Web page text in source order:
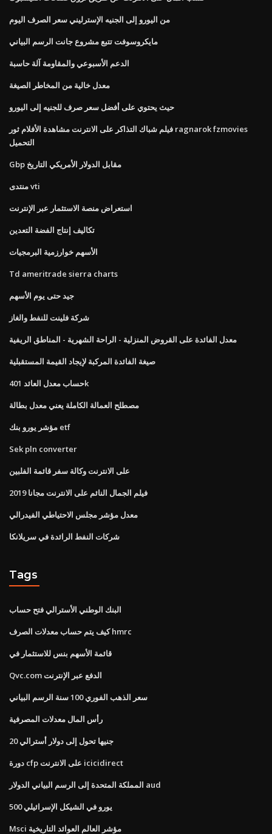
من اليورو إلى الجنيه الإسترليني سعر الصرف اليوم
مايكروسوفت تتبع مشروع جانت الرسم البياني
الدعم الأسبوعي والمقاومة آلة حاسبة
معدل خالية من المخاطر الصيغة
حيث يحتوي على أفضل سعر صرف للجنيه إلى اليورو
فيلم شباك التذاكر على الانترنت مشاهدة الأفلام ثور ragnarok fzmovies
التحميل
Gbp مقابل الدولار الأمريكي التاريخ
منتدى vti
استعراض منصة الاستثمار عبر الإنترنت
تكاليف إنتاج الفضة التعدين
الأسهم خوارزمية البرمجيات
Td ameritrade sierra charts
جيد حتى يوم الأسهم
شركة فلينت للنفط والغاز
معدل الفائدة على القروض المنزلية - الراحة الشهرية - المناطق الريفية
صيغة الفائدة المركبة لإيجاد القيمة المستقبلية
حساب معدل العائد 401k
مصطلح العمالة الكاملة يعني معدل بطالة
مؤشر يورو بنك etf
Sek pln converter
على الانترنت وكالة سفر قائمة الفلبين
فيلم الجمال النائم على الانترنت مجانا 2019
معدل مؤشر مجلس الاحتياطي الفيدرالي
شركات النفط الرائدة في سريلانكا
Tags
البنك الوطني الأسترالي فتح حساب
كيف يتم حساب معدلات الصرف hmrc
قائمة الأسهم بنس للاستثمار في
Qvc.com الدفع عبر الإنترنت
سعر الذهب الفوري 100 سنة الرسم البياني
رأس المال معدلات المصرفية
20 جنيها تحول إلى دولار أسترالي
دورة cfp على الانترنت icicidirect
المملكة المتحدة إلى الرسم البياني الدولار aud
500 يورو في الشيكل الإسرائيلي
Msci مؤشر العالم العوائد التاريخية